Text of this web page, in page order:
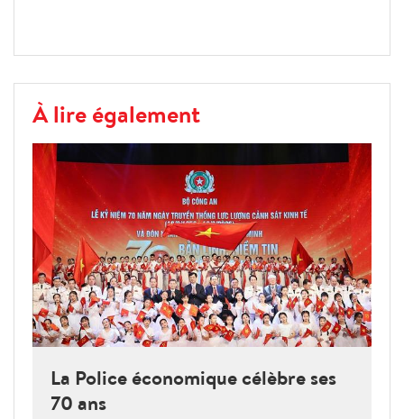
À lire également
La Police économique célèbre ses
70 ans